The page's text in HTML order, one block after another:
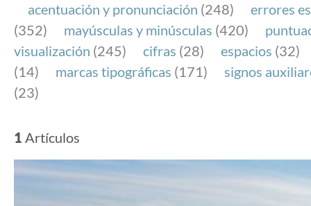
acentuación y pronunciación (248)
errores
(352)
mayúsculas y minúsculas (420)
visualización (245) cifras (28) espacios (32)
(14)
marcas tipográficas (171)
signos
(23)
1 Artículos